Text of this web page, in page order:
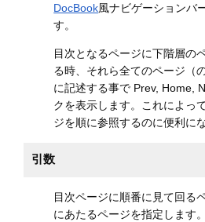
DocBook風ナビゲーションバ
す。
目次となるページに下階層の
る時、それら全てのページ（
に記述する事で Prev, Home,
クを表示します。これによっ
ジを順に参照するのに便利に
引数
目次ページに順番に見て回る
にあたるページを指定します。